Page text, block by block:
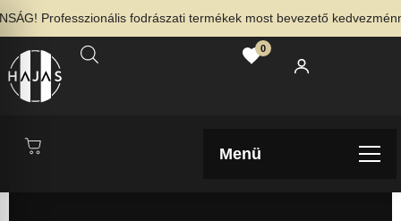
Professzionális fodrászati termékek most bevezető
0
Menü